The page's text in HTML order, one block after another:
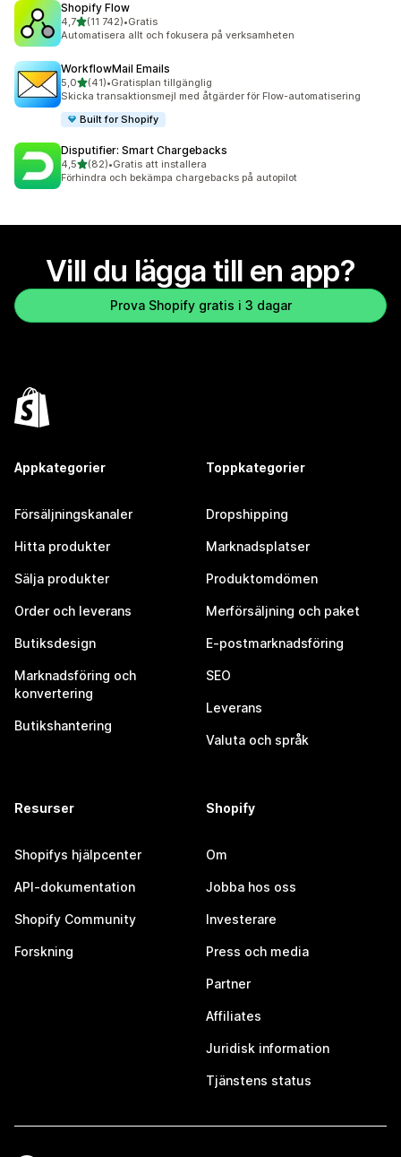
Shopify Flow
4,7av 5 stjärnor
(11 742)
11742 recensioner totalt
•Gratis
Automatisera allt och fokusera på verksamheten
WorkflowMail Emails
5,0av 5 stjärnor
(41)
41 recensioner totalt
•Gratisplan tillgänglig
Skicka transaktionsmejl med åtgärder för Flow-automatisering
Built for Shopify
Disputifier: Smart Chargebacks
4,5av 5 stjärnor
(82)
82 recensioner totalt
•Gratis att installera
Förhindra och bekämpa chargebacks på autopilot
Vill du lägga till en app?
Prova Shopify gratis i 3 dagar
Appkategorier
Försäljningskanaler
Hitta produkter
Sälja produkter
Order och leverans
Butiksdesign
Marknadsföring och
konvertering
Butikshantering
Toppkategorier
Dropshipping
Marknadsplatser
Produktomdömen
Merförsäljning och paket
E-postmarknadsföring
SEO
Leverans
Valuta och språk
Resurser
Shopifys hjälpcenter
API-dokumentation
Shopify Community
Forskning
Shopify
Om
Jobba hos oss
Investerare
Press och media
Partner
Affiliates
Juridisk information
Tjänstens status